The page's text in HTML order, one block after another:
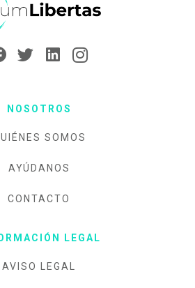
NOSOTROS
SOMOS
AYÚDANOS
CONTACTO
LEGAL
AVISO LEGAL